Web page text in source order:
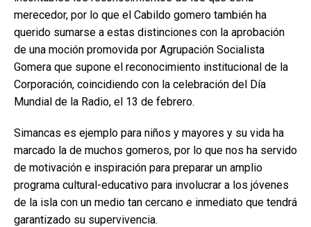
merecedor, por lo que el Cabildo gomero también ha
querido sumarse a estas distinciones con la aprobación
de una moción promovida por Agrupación Socialista
Gomera que supone el reconocimiento institucional de la
Corporación, coincidiendo con la celebración del Día
Mundial de la Radio, el 13 de febrero.
Simancas es ejemplo para niños y mayores y su vida ha
marcado la de muchos gomeros, por lo que nos ha servido
de motivación e inspiración para preparar un amplio
programa cultural-educativo para involucrar a los jóvenes
de la isla con un medio tan cercano e inmediato que tendrá
garantizado su supervivencia.